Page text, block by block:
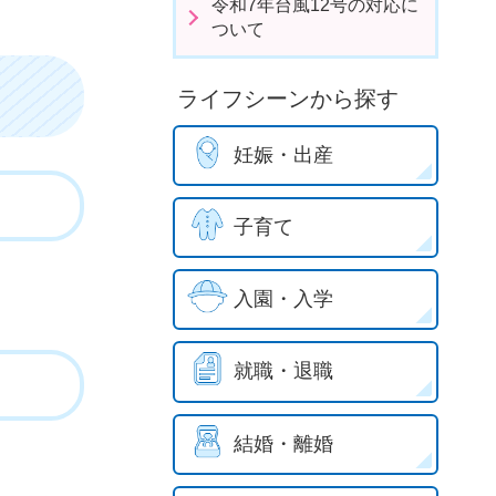
令和7年台風12号の対応に
ついて
ライフシーンから探す
妊娠・出産
子育て
入園・入学
就職・退職
結婚・離婚